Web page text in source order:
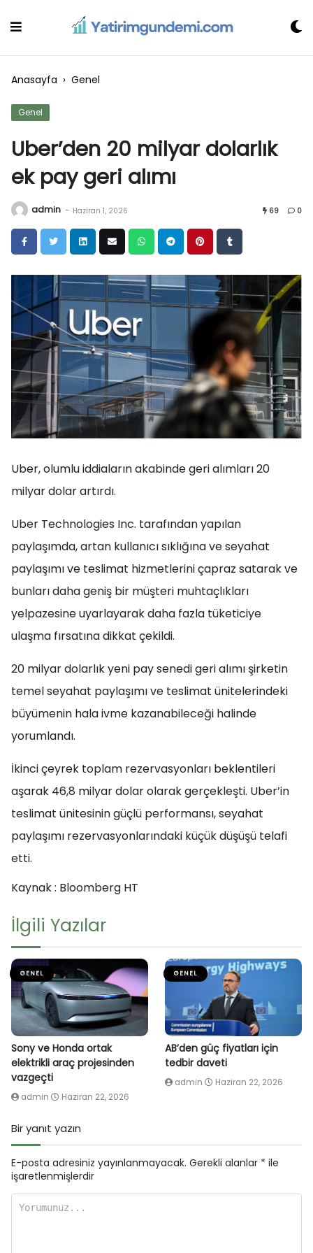
Anasayfa › Genel
Genel
Uber’den 20 milyar dolarlık
ek pay geri alımı
admin - Haziran 1, 2026 69 0
Uber, olumlu iddiaların akabinde geri alımları 20
milyar dolar artırdı.
Uber Technologies Inc. tarafından yapılan
paylaşımda, artan kullanıcı sıklığına ve seyahat
paylaşımı ve teslimat hizmetlerini çapraz satarak ve
bunları daha geniş bir müşteri muhtaçlıkları
yelpazesine uyarlayarak daha fazla tüketiciye
ulaşma fırsatına dikkat çekildi.
20 milyar dolarlık yeni pay senedi geri alımı şirketin
temel seyahat paylaşımı ve teslimat ünitelerindeki
büyümenin hala ivme kazanabileceği halinde
yorumlandı.
İkinci çeyrek toplam rezervasyonları beklentileri
aşarak 46,8 milyar dolar olarak gerçekleşti. Uber’in
teslimat ünitesinin güçlü performansı, seyahat
paylaşımı rezervasyonlarındaki küçük düşüşü telafi
etti.
Kaynak : Bloomberg HT
İlgili Yazılar
GENEL
Sony ve Honda ortak
elektrikli araç projesinden
vazgeçti
admin Haziran 22, 2026
GENEL
AB’den güç fiyatları için
tedbir daveti
admin Haziran 22, 2026
Bir yanıt yazın
E-posta adresiniz yayınlanmayacak. Gerekli alanlar * ile
işaretlenmişlerdir